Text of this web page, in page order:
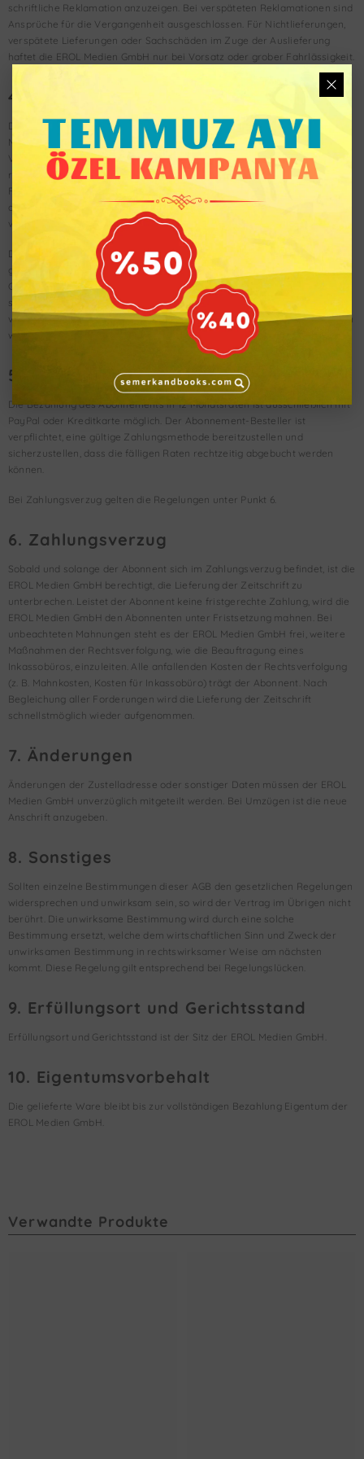
schriftliche Reklamation anzuzeigen. Bei verspäteten Reklamationen sind
Ansprüche für die Vergangenheit ausgeschlossen. Für Nichtlieferungen,
verspätete Lieferungen oder Sachschäden im Zuge der Auslieferung
haftet die EROL Medien GmbH nur bei Vorsatz oder grober Fahrlässigkeit.
4. Vertragsdauer und Kündigung
Die Bestellung des Abonnements gilt zunächst für die Dauer von 12
Monaten. Das Abonnement verlängert sich nach Ablauf der vereinbarten
Vertragslaufzeit jeweils auf unbestimmte Zeit, wenn der Abonnent nicht
rechtzeitig kündigt. Der Abonnent kann den Vertrag jederzeit mit einer
Frist von einem Monat zum Ende des nächsten Monats kündigen, wie es
die gesetzlichen Regelungen für Abonnementverträge (§ 309 Nr. 9 BGB)
vorsehen.
Das Recht beider Parteien, den Vertrag aus wichtigem Grund,
gegebenenfalls auch fristlos zu kündigen, bleibt unberührt. Ein wichtiger
Grund liegt insbesondere bei Zahlungsverzug oder bei einem
schuldhaften Verstoß gegen wesentliche vertragliche Verpflichtungen
vor, wenn dieser trotz Abmahnung mit angemessener Frist nicht behoben
wird.
5. Ratenzahlung
Die Bezahlung des Abonnements in 12 Monatsraten ist ausschließlich mit
PayPal oder Kreditkarte möglich. Der Abonnement-Besteller ist
verpflichtet, eine gültige Zahlungsmethode bereitzustellen und
sicherzustellen, dass die fälligen Raten rechtzeitig abgebucht werden
können.
Bei Zahlungsverzug gelten die Regelungen unter Punkt 6.
6. Zahlungsverzug
Sobald und solange der Abonnent sich im Zahlungsverzug befindet, ist die
EROL Medien GmbH berechtigt, die Lieferung der Zeitschrift zu
unterbrechen. Leistet der Abonnent keine fristgerechte Zahlung, wird die
EROL Medien GmbH den Abonnenten unter Fristsetzung mahnen. Bei
unbeachteten Mahnungen steht es der EROL Medien GmbH frei, weitere
Maßnahmen der Rechtsverfolgung, wie die Beauftragung eines
Inkassobüros, einzuleiten. Alle anfallenden Kosten der Rechtsverfolgung
(z. B. Mahnkosten, Kosten für Inkassobüro) trägt der Abonnent. Nach
Begleichung aller Forderungen wird die Lieferung der Zeitschrift
schnellstmöglich wieder aufgenommen.
7. Änderungen
Änderungen der Zustelladresse oder sonstiger Daten müssen der EROL
Medien GmbH unverzüglich mitgeteilt werden. Bei Umzügen ist die neue
Anschrift anzugeben.
8. Sonstiges
Sollten einzelne Bestimmungen dieser AGB den gesetzlichen Regelungen
widersprechen und unwirksam sein, so wird der Vertrag im Übrigen nicht
berührt. Die unwirksame Bestimmung wird durch eine solche
Bestimmung ersetzt, welche dem wirtschaftlichen Sinn und Zweck der
unwirksamen Bestimmung in rechtswirksamer Weise am nächsten
kommt. Diese Regelung gilt entsprechend bei Regelungslücken.
9. Erfüllungsort und Gerichtsstand
Erfüllungsort und Gerichtsstand ist der Sitz der EROL Medien GmbH.
10. Eigentumsvorbehalt
Die gelieferte Ware bleibt bis zur vollständigen Bezahlung Eigentum der
EROL Medien GmbH.
Verwandte Produkte